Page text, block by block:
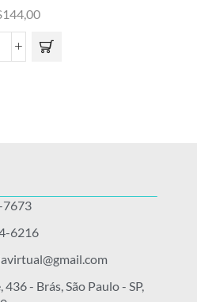
144,00
7673
6216
436 - Brás, São Paulo - SP,